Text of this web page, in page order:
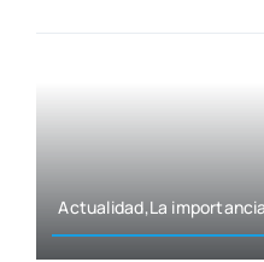
Actualidad,La